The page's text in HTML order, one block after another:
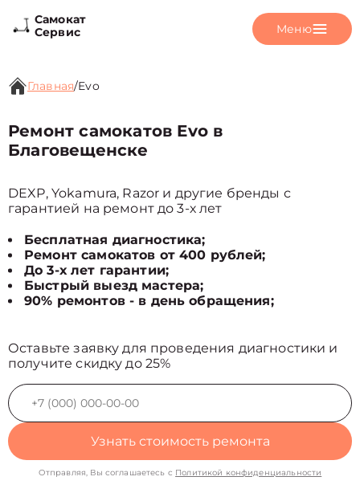
Самокат
Сервис
Меню
Главная/Evo
Ремонт самокатов Evo в
Благовещенске
DEXP, Yokamura, Razor и другие бренды с
гарантией на ремонт до 3-х лет
Бесплатная диагностика;
Ремонт самокатов от 400 рублей;
До 3-х лет гарантии;
Быстрый выезд мастера;
90% ремонтов - в день обращения;
Оставьте заявку для проведения диагностики и
получите скидку до 25%
Узнать стоимость ремонта
Отправляя, Вы соглашаетесь с Политикой конфиденциальности